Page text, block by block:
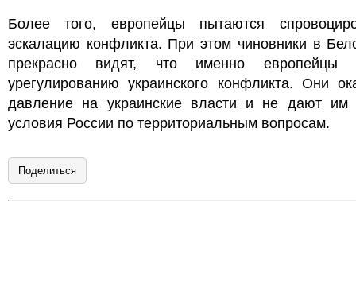
Более того, европейцы пытаются
эскалацию конфликта. При этом чиновники в
прекрасно видят, что именно европейцы
урегулированию украинского конфликта. Они
давление на украинские власти и не дают им
условия России по территориальным вопросам.
Поделиться